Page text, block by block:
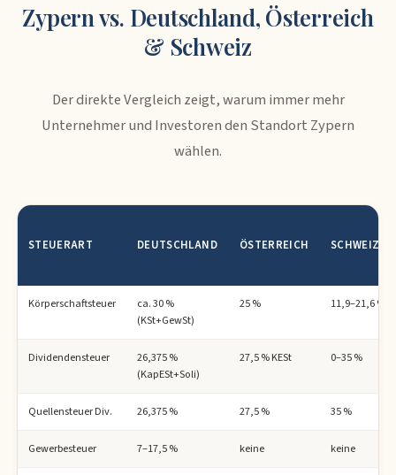
Zypern vs. Deutschland, Österreich
& Schweiz
Der direkte Vergleich zeigt, warum immer mehr
Unternehmer und Investoren den Standort Zypern
wählen.
STEUERART DEUTSCHLAND ÖSTERREICH SCHWEIZ
Körperschaftsteuer
ca. 30 %
(KSt+GewSt)
25 % 11,9–21,6 %
Dividendensteuer
26,375 %
(KapESt+Soli)
27,5 % KESt 0–35 %
Quellensteuer Div. 26,375 % 27,5 % 35 %
Gewerbesteuer 7–17,5 % keine keine